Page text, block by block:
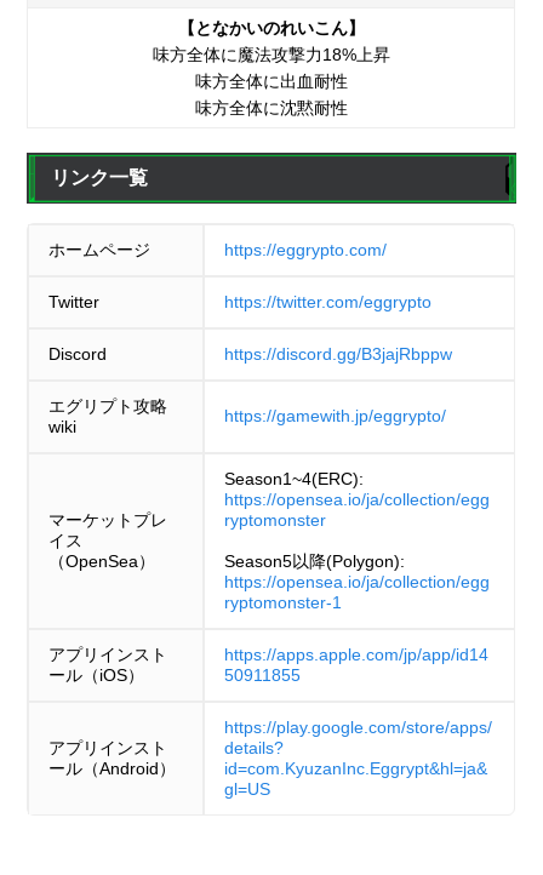
【となかいのれいこん】
味方全体に魔法攻撃力18%上昇
味方全体に出血耐性
味方全体に沈黙耐性
リンク一覧
ホームページ https://eggrypto.com/
Twitter https://twitter.com/eggrypto
Discord https://discord.gg/B3jajRbppw
エグリプト攻略
wiki
https://gamewith.jp/eggrypto/
マーケットプレ
イス
（OpenSea）
Season1~4(ERC):
https://opensea.io/ja/collection/egg
ryptomonster
Season5以降(Polygon):
https://opensea.io/ja/collection/egg
ryptomonster-1
アプリインスト
ール（iOS）
https://apps.apple.com/jp/app/id14
50911855
アプリインスト
ール（Android）
https://play.google.com/store/apps/
details?
id=com.KyuzanInc.Eggrypt&hl=ja&
gl=US